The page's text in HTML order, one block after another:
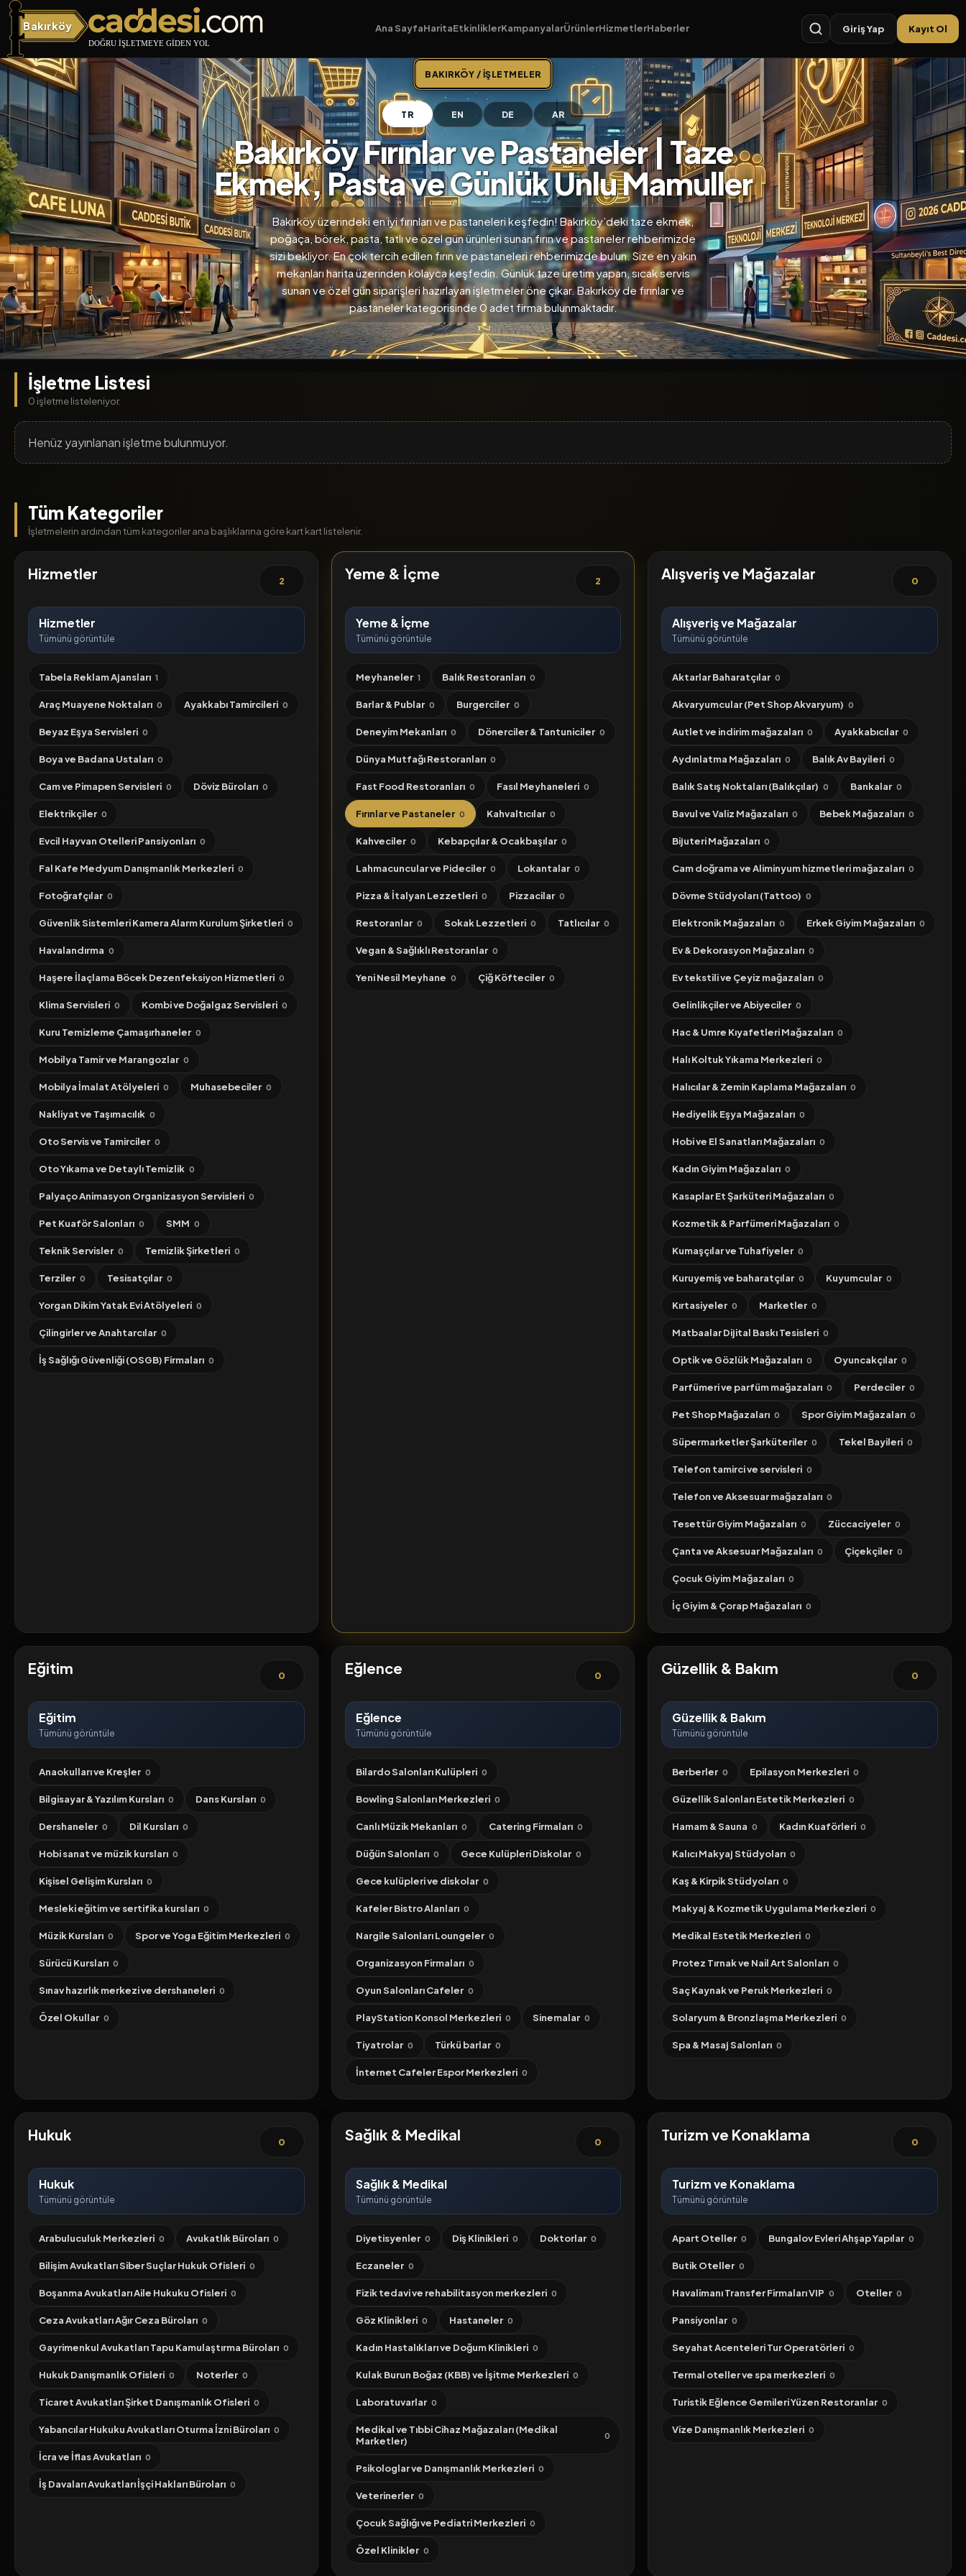
Bakırköy
Bakırköy Ana SayfaHaritaEtkinliklerKampanyalarÜrünlerHizmetlerHaberler Giriş Yap Kayıt Ol
BAKIRKÖY / İŞLETMELER
TR EN DE AR
Bakırköy Fırınlar ve Pastaneler | Taze
Ekmek, Pasta ve Günlük Unlu Mamuller
Bakırköy üzerindeki en iyi fırınları ve pastaneleri keşfedin! Bakırköy’deki taze ekmek,
poğaça, börek, pasta, tatlı ve özel gün ürünleri sunan fırın ve pastaneler rehberimizde
sizi bekliyor. En çok tercih edilen fırın ve pastaneleri rehberimizde bulun. Size en yakın
mekanları harita üzerinden kolayca keşfedin. Günlük taze üretim yapan, sıcak servis
sunan ve özel gün siparişleri hazırlayan işletmeler öne çıkar. Bakırköy de fırınlar ve
pastaneler kategorisinde 0 adet firma bulunmaktadır.
İşletme Listesi
0 işletme listeleniyor.
Henüz yayınlanan işletme bulunmuyor.
Tüm Kategoriler
İşletmelerin ardından tüm kategoriler ana başlıklarına göre kart kart listelenir.
Hizmetler 2
Hizmetler
Tümünü görüntüle
Tabela Reklam Ajansları 1
Araç Muayene Noktaları 0 Ayakkabı Tamircileri 0
Beyaz Eşya Servisleri 0
Boya ve Badana Ustaları 0
Cam ve Pimapen Servisleri 0 Döviz Büroları 0
Elektrikçiler 0
Evcil Hayvan Otelleri Pansiyonları 0
Fal Kafe Medyum Danışmanlık Merkezleri 0
Fotoğrafçılar 0
Güvenlik Sistemleri Kamera Alarm Kurulum Şirketleri 0
Havalandırma 0
Haşere İlaçlama Böcek Dezenfeksiyon Hizmetleri 0
Klima Servisleri 0 Kombi ve Doğalgaz Servisleri 0
Kuru Temizleme Çamaşırhaneler 0
Mobilya Tamir ve Marangozlar 0
Mobilya İmalat Atölyeleri 0 Muhasebeciler 0
Nakliyat ve Taşımacılık 0
Oto Servis ve Tamirciler 0
Oto Yıkama ve Detaylı Temizlik 0
Palyaço Animasyon Organizasyon Servisleri 0
Pet Kuaför Salonları 0 SMM 0
Teknik Servisler 0 Temizlik Şirketleri 0
Terziler 0 Tesisatçılar 0
Yorgan Dikim Yatak Evi Atölyeleri 0
Çilingirler ve Anahtarcılar 0
İş Sağlığı Güvenliği (OSGB) Firmaları 0
Yeme & İçme 2
Yeme & İçme
Tümünü görüntüle
Meyhaneler 1 Balık Restoranları 0
Barlar & Publar 0 Burgerciler 0
Deneyim Mekanları 0 Dönerciler & Tantuniciler 0
Dünya Mutfağı Restoranları 0
Fast Food Restoranları 0 Fasıl Meyhaneleri 0
Fırınlar ve Pastaneler 0 Kahvaltıcılar 0
Kahveciler 0 Kebapçılar & Ocakbaşılar 0
Lahmacuncular ve Pideciler 0 Lokantalar 0
Pizza & İtalyan Lezzetleri 0 Pizzacilar 0
Restoranlar 0 Sokak Lezzetleri 0 Tatlıcılar 0
Vegan & Sağlıklı Restoranlar 0
Yeni Nesil Meyhane 0 Çiğ Köfteciler 0
Alışveriş ve Mağazalar 0
Alışveriş ve Mağazalar
Tümünü görüntüle
Aktarlar Baharatçılar 0
Akvaryumcular (Pet Shop Akvaryum) 0
Autlet ve indirim mağazaları 0 Ayakkabıcılar 0
Aydınlatma Mağazaları 0 Balık Av Bayileri 0
Balık Satış Noktaları (Balıkçılar) 0 Bankalar 0
Bavul ve Valiz Mağazaları 0 Bebek Mağazaları 0
Bijuteri Mağazaları 0
Cam doğrama ve Aliminyum hizmetleri mağazaları 0
Dövme Stüdyoları (Tattoo) 0
Elektronik Mağazaları 0 Erkek Giyim Mağazaları 0
Ev & Dekorasyon Mağazaları 0
Ev tekstili ve Çeyiz mağazaları 0
Gelinlikçiler ve Abiyeciler 0
Hac & Umre Kıyafetleri Mağazaları 0
Halı Koltuk Yıkama Merkezleri 0
Halıcılar & Zemin Kaplama Mağazaları 0
Hediyelik Eşya Mağazaları 0
Hobi ve El Sanatları Mağazaları 0
Kadın Giyim Mağazaları 0
Kasaplar Et Şarküteri Mağazaları 0
Kozmetik & Parfümeri Mağazaları 0
Kumaşçılar ve Tuhafiyeler 0
Kuruyemiş ve baharatçılar 0 Kuyumcular 0
Kırtasiyeler 0 Marketler 0
Matbaalar Dijital Baskı Tesisleri 0
Optik ve Gözlük Mağazaları 0 Oyuncakçılar 0
Parfümeri ve parfüm mağazaları 0 Perdeciler 0
Pet Shop Mağazaları 0 Spor Giyim Mağazaları 0
Süpermarketler Şarküteriler 0 Tekel Bayileri 0
Telefon tamirci ve servisleri 0
Telefon ve Aksesuar mağazaları 0
Tesettür Giyim Mağazaları 0 Züccaciyeler 0
Çanta ve Aksesuar Mağazaları 0 Çiçekçiler 0
Çocuk Giyim Mağazaları 0
İç Giyim & Çorap Mağazaları 0
Eğitim 0
Eğitim
Tümünü görüntüle
Anaokulları ve Kreşler 0
Bilgisayar & Yazılım Kursları 0 Dans Kursları 0
Dershaneler 0 Dil Kursları 0
Hobi sanat ve müzik kursları 0
Kişisel Gelişim Kursları 0
Mesleki eğitim ve sertifika kursları 0
Müzik Kursları 0 Spor ve Yoga Eğitim Merkezleri 0
Sürücü Kursları 0
Sınav hazırlık merkezi ve dershaneleri 0
Özel Okullar 0
Eğlence 0
Eğlence
Tümünü görüntüle
Bilardo Salonları Kulüpleri 0
Bowling Salonları Merkezleri 0
Canlı Müzik Mekanları 0 Catering Firmaları 0
Düğün Salonları 0 Gece Kulüpleri Diskolar 0
Gece kulüpleri ve diskolar 0
Kafeler Bistro Alanları 0
Nargile Salonları Loungeler 0
Organizasyon Firmaları 0
Oyun Salonları Cafeler 0
PlayStation Konsol Merkezleri 0 Sinemalar 0
Tiyatrolar 0 Türkü barlar 0
İnternet Cafeler Espor Merkezleri 0
Güzellik & Bakım 0
Güzellik & Bakım
Tümünü görüntüle
Berberler 0 Epilasyon Merkezleri 0
Güzellik Salonları Estetik Merkezleri 0
Hamam & Sauna 0 Kadın Kuaförleri 0
Kalıcı Makyaj Stüdyoları 0
Kaş & Kirpik Stüdyoları 0
Makyaj & Kozmetik Uygulama Merkezleri 0
Medikal Estetik Merkezleri 0
Protez Tırnak ve Nail Art Salonları 0
Saç Kaynak ve Peruk Merkezleri 0
Solaryum & Bronzlaşma Merkezleri 0
Spa & Masaj Salonları 0
Hukuk 0
Hukuk
Tümünü görüntüle
Arabuluculuk Merkezleri 0 Avukatlık Büroları 0
Bilişim Avukatları Siber Suçlar Hukuk Ofisleri 0
Boşanma Avukatları Aile Hukuku Ofisleri 0
Ceza Avukatları Ağır Ceza Büroları 0
Gayrimenkul Avukatları Tapu Kamulaştırma Büroları 0
Hukuk Danışmanlık Ofisleri 0 Noterler 0
Ticaret Avukatları Şirket Danışmanlık Ofisleri 0
Yabancılar Hukuku Avukatları Oturma İzni Büroları 0
İcra ve İflas Avukatları 0
İş Davaları Avukatları İşçi Hakları Büroları 0
Sağlık & Medikal 0
Sağlık & Medikal
Tümünü görüntüle
Diyetisyenler 0 Diş Klinikleri 0 Doktorlar 0
Eczaneler 0
Fizik tedavi ve rehabilitasyon merkezleri 0
Göz Klinikleri 0 Hastaneler 0
Kadın Hastalıkları ve Doğum Klinikleri 0
Kulak Burun Boğaz (KBB) ve İşitme Merkezleri 0
Laboratuvarlar 0
Medikal ve Tıbbi Cihaz Mağazaları (Medikal
Marketler)
0
Psikologlar ve Danışmanlık Merkezleri 0
Veterinerler 0
Çocuk Sağlığı ve Pediatri Merkezleri 0
Özel Klinikler 0
Turizm ve Konaklama 0
Turizm ve Konaklama
Tümünü görüntüle
Apart Oteller 0 Bungalov Evleri Ahşap Yapılar 0
Butik Oteller 0
Havalimanı Transfer Firmaları VIP 0 Oteller 0
Pansiyonlar 0
Seyahat Acenteleri Tur Operatörleri 0
Termal oteller ve spa merkezleri 0
Turistik Eğlence Gemileri Yüzen Restoranlar 0
Vize Danışmanlık Merkezleri 0